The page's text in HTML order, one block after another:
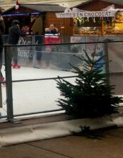
–
Hebdo25